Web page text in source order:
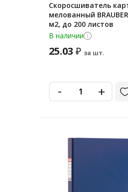
Скоросшиватель
мелованный
м2, до 200 листов
В наличии
25.03 ₽ за шт.
- +